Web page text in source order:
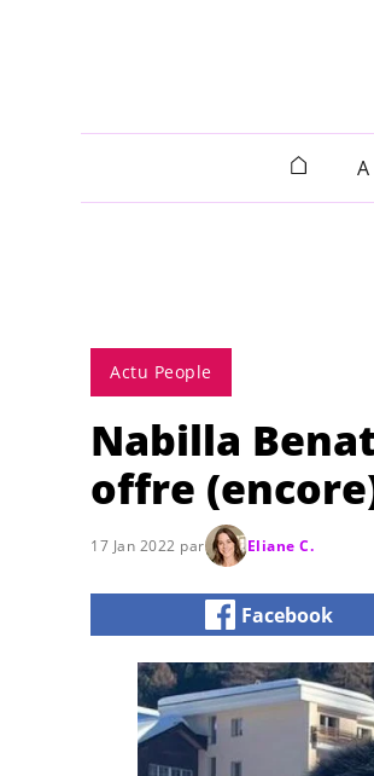
Actu People
Nabilla
offre
17 Jan 2022 par Eliane C.
Facebook